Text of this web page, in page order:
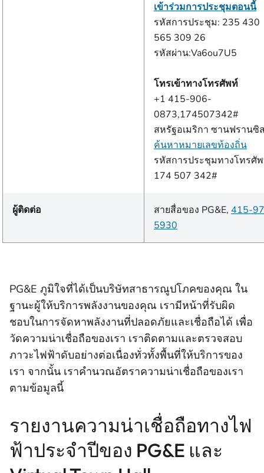
เข้าร่วมการประชุมตอนนี้
รหัสการประชุม: 235 430
565 309 26
รหัสผ่าน:Va6ou7U5
โทรเข้าทางโทรศัพท์
+1 415-906-
0873,174507342#
สหรัฐอเมริกา ซานฟรานซิ
ค้นหาหมายเลขท้องถิ่น
รหัสการประชุมทางโทรศั
174 507 342#
ผู้ติดต่อ สายสื่อของ PG&E, 415-
5930
PG&E ภูมิใจที่ได้เป็นบริษัทสาธารณูปโภคของคุณ ใน
ฐานะผู้ให้บริการพลังงานของคุณ เรามีหน้าที่รับผิด
ชอบในการจัดหาพลังงานที่ปลอดภัยและเชื่อถือได้ เพื่อ
วัดความน่าเชื่อถือของเรา เราติดตามและตรวจสอบ
ภาวะไฟฟ้าดับอย่างต่อเนื่องทั่วทั้งพื้นที่ให้บริการของ
เรา จากนั้น เราคํานวณอัตราความน่าเชื่อถือของเรา
ตามข้อมูลนี้
รายงานความน่าเชื่อถือทางไฟ
ฟ้าประจําปีของ PG&E และ